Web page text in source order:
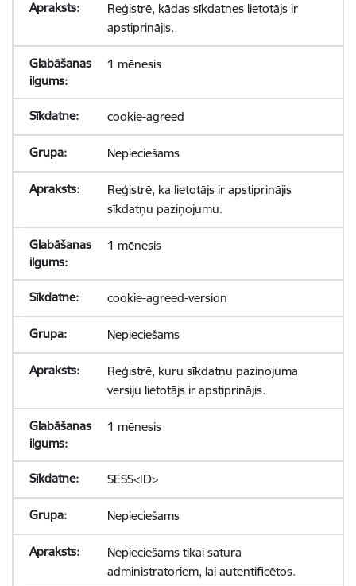
Reģistrē, kādas sīkdatnes lietotājs ir
apstiprinājis.
1 mēnesis
cookie-agreed
Nepieciešams
Reģistrē, ka lietotājs ir apstiprinājis
sīkdatņu paziņojumu.
1 mēnesis
cookie-agreed-version
Nepieciešams
Reģistrē, kuru sīkdatņu paziņojuma
versiju lietotājs ir apstiprinājis.
1 mēnesis
SESS<ID>
Nepieciešams
Nepieciešams tikai satura
administratoriem, lai autentificētos.